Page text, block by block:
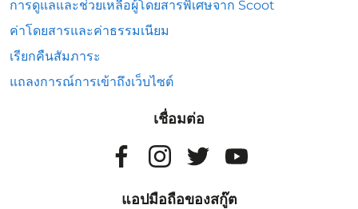
การดูแลและช่วยเหลือผู้โดยสารพิเศษจาก Scoot
ค่าโดยสารและค่าธรรมเนียม
เรียกคืนสัมภาระ
แถลงการณ์การเข้าถึงเว็บไซต์
เชื่อมต่อ
แอปมือถือของสกู๊ต